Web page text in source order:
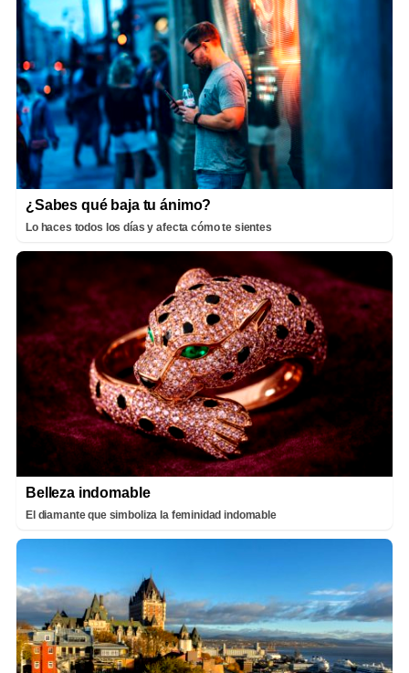
¿Sabes qué baja tu ánimo?
Lo haces todos los días y afecta cómo te sientes
Belleza indomable
El diamante que simboliza la feminidad indomable